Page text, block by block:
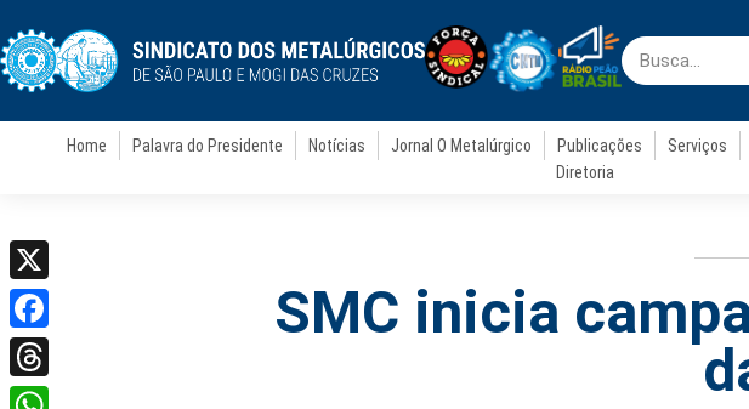
Home Palavra do Presidente Notícias Jornal O Metalúrgico Publicações Serviços
Diretoria
SMC inicia
X
Facebook
Threads